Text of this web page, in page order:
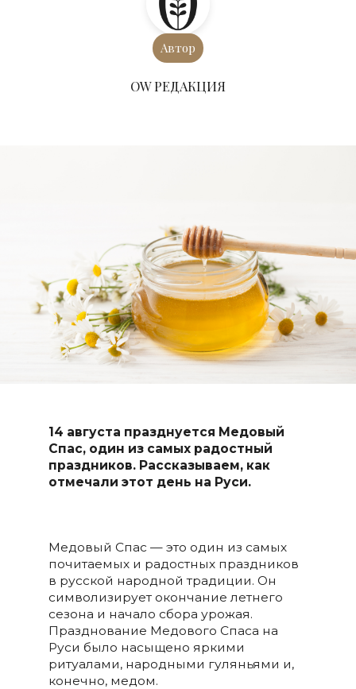
Автор
ОW РЕДАКЦИЯ
14 августа празднуется Медовый
Спас, один из самых радостный
праздников. Рассказываем, как
отмечали этот день на Руси.
Медовый Спас — это один из самых
почитаемых и радостных праздников
в русской народной традиции. Он
символизирует окончание летнего
сезона и начало сбора урожая.
Празднование Медового Спаса на
Руси было насыщено яркими
ритуалами, народными гуляньями и,
конечно, медом.